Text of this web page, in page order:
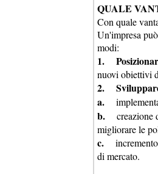
QUALE
Con quale
Un'impresa
modi:
1.
nuovi obiettivi
2.
a.
b.
creazione
migliorare le
c.
di mercato.